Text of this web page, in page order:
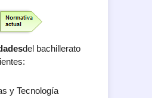
del bachillerato
y Tecnología